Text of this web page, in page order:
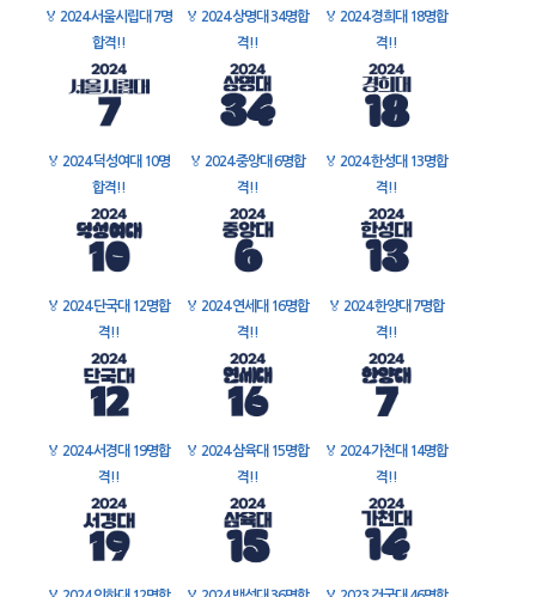
🏅 2024 서울시립대 7명
합격!!
🏅 2024 상명대 34명합
격!!
🏅 2024 경희대 18명합
격!!
🏅 2024 덕성여대 10명
합격!!
🏅 2024 중앙대 6명합
격!!
🏅 2024 한성대 13명합
격!!
🏅 2024 단국대 12명합
격!!
🏅 2024 연세대 16명합
격!!
🏅 2024 한양대 7명합
격!!
🏅 2024 서경대 19명합
격!!
🏅 2024 삼육대 15명합
격!!
🏅 2024 가천대 14명합
격!!